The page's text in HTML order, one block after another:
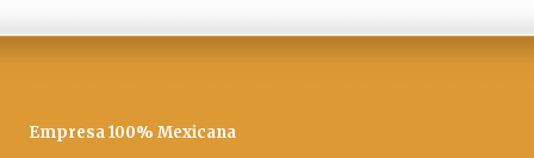
Empresa 100% Mexicana